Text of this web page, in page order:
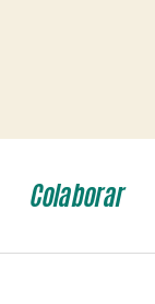
Colaborar